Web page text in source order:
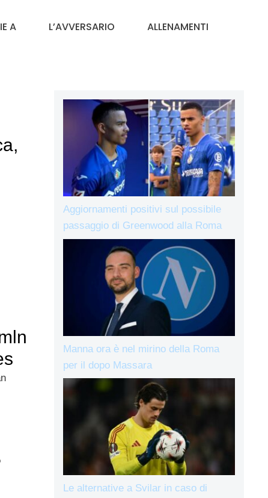
A L’AVVERSARIO ALLENAMENTI
Aggiornamenti positivi sul possibile
passaggio di Greenwood alla Roma
Manna ora è nel mirino della Roma
per il dopo Massara
Le alternative a Svilar in caso di